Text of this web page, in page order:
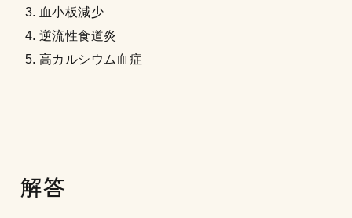
血小板減少
逆流性食道炎
高カルシウム血症
解答